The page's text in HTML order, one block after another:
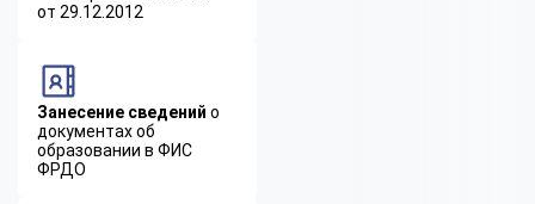
от 29.12.2012
Занесение сведений о
документах об
образовании в ФИС
ФРДО